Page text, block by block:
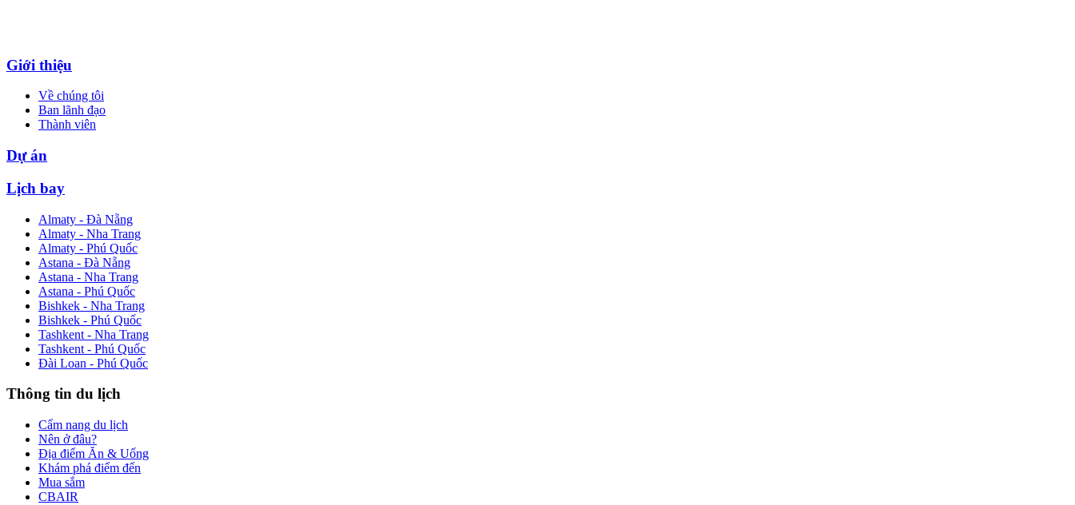
Giới thiệu
Về chúng tôi
Ban lãnh đạo
Thành viên
Dự án
Lịch bay
Almaty - Đà Nẵng
Almaty - Nha Trang
Almaty - Phú Quốc
Astana - Đà Nẵng
Astana - Nha Trang
Astana - Phú Quốc
Bishkek - Nha Trang
Bishkek - Phú Quốc
Tashkent - Nha Trang
Tashkent - Phú Quốc
Đài Loan - Phú Quốc
Thông tin du lịch
Cẩm nang du lịch
Nên ở đâu?
Địa điểm Ăn & Uống
Khám phá điểm đến
Mua sắm
CBAIR